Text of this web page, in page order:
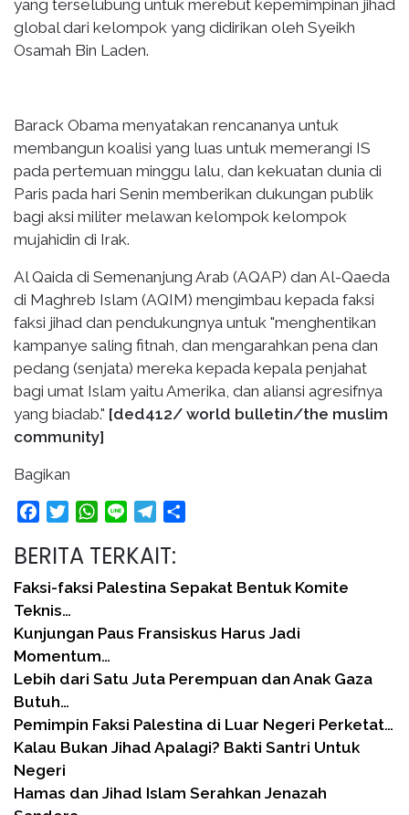
yang terselubung untuk merebut kepemimpinan jihad
global dari kelompok yang didirikan oleh Syeikh
Osamah Bin Laden.
Barack Obama menyatakan rencananya untuk
membangun koalisi yang luas untuk memerangi IS
pada pertemuan minggu lalu, dan kekuatan dunia di
Paris pada hari Senin memberikan dukungan publik
bagi aksi militer melawan kelompok kelompok
mujahidin di Irak.
Al Qaida di Semenanjung Arab (AQAP) dan Al-Qaeda
di Maghreb Islam (AQIM) mengimbau kepada faksi
faksi jihad dan pendukungnya untuk "menghentikan
kampanye saling fitnah, dan mengarahkan pena ​​dan
pedang (senjata) mereka kepada kepala penjahat
bagi umat Islam yaitu Amerika, dan aliansi agresifnya
yang biadab." [ded412/ world bulletin/the muslim
community]
Bagikan
FacebookTwitterWhatsApp
Line Telegram
BERITA TERKAIT:
Faksi-faksi Palestina Sepakat Bentuk Komite
Teknis…
Kunjungan Paus Fransiskus Harus Jadi
Momentum…
Lebih dari Satu Juta Perempuan dan Anak Gaza
Butuh…
Pemimpin Faksi Palestina di Luar Negeri Perketat…
Kalau Bukan Jihad Apalagi? Bakti Santri Untuk
Negeri
Hamas dan Jihad Islam Serahkan Jenazah